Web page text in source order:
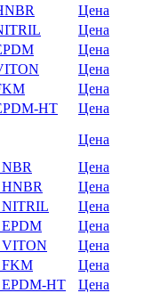
Цена
Цена
Цена
Цена
Цена
HT
Цена
Цена
Цена
HNBR
Цена
NITRIL
Цена
EPDM
Цена
VITON
Цена
FKM
Цена
EPDM-HT
Цена